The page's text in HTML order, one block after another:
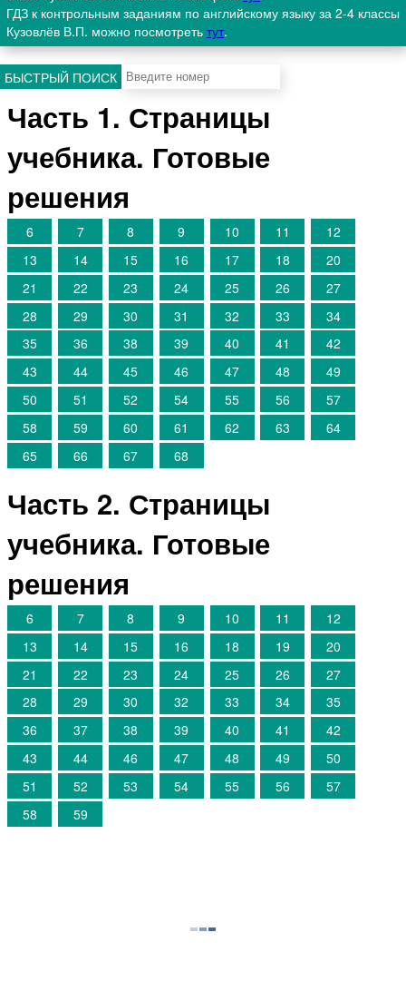
ГДЗ к контрольным заданиям по английскому языку за 2-4 классы
Кузовлёв В.П. можно посмотреть тут.
БЫСТРЫЙ ПОИСК
Часть 1. Страницы
учебника. Готовые
решения
6 7 8 9 10 11
12
13
14 15 16 17 18
20
21
22 23 24 25 26
27
28
29 30 31 32 33
34
35
36 38 39 40 41
42
43
44 45 46 47 48
49
50
51 52 54 55 56
57
58
59 60 61 62 63
64
65
66 67 68
Часть 2. Страницы
учебника. Готовые
решения
6 7 8 9 10 11
12
13
14 15 16 18 19
20
21
22 23 24 25 26
27
28
29 30 32 33 34
35
36
37 38 39 40 41
42
43
44 46 47 48 49
50
51
52 53 54 55 56
57
58
59